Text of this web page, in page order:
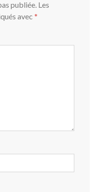
publiée. Les
avec *